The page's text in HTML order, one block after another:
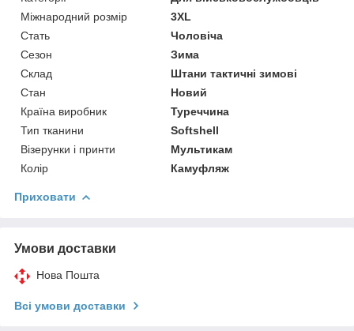
Міжнародний розмір
3XL
Стать
Чоловіча
Сезон
Зима
Склад
Штани тактичні зимові
Стан
Новий
Країна виробник
Туреччина
Тип тканини
Softshell
Візерунки і принти
Мультикам
Колір
Камуфляж
Приховати
Умови доставки
Нова Пошта
Всі умови доставки